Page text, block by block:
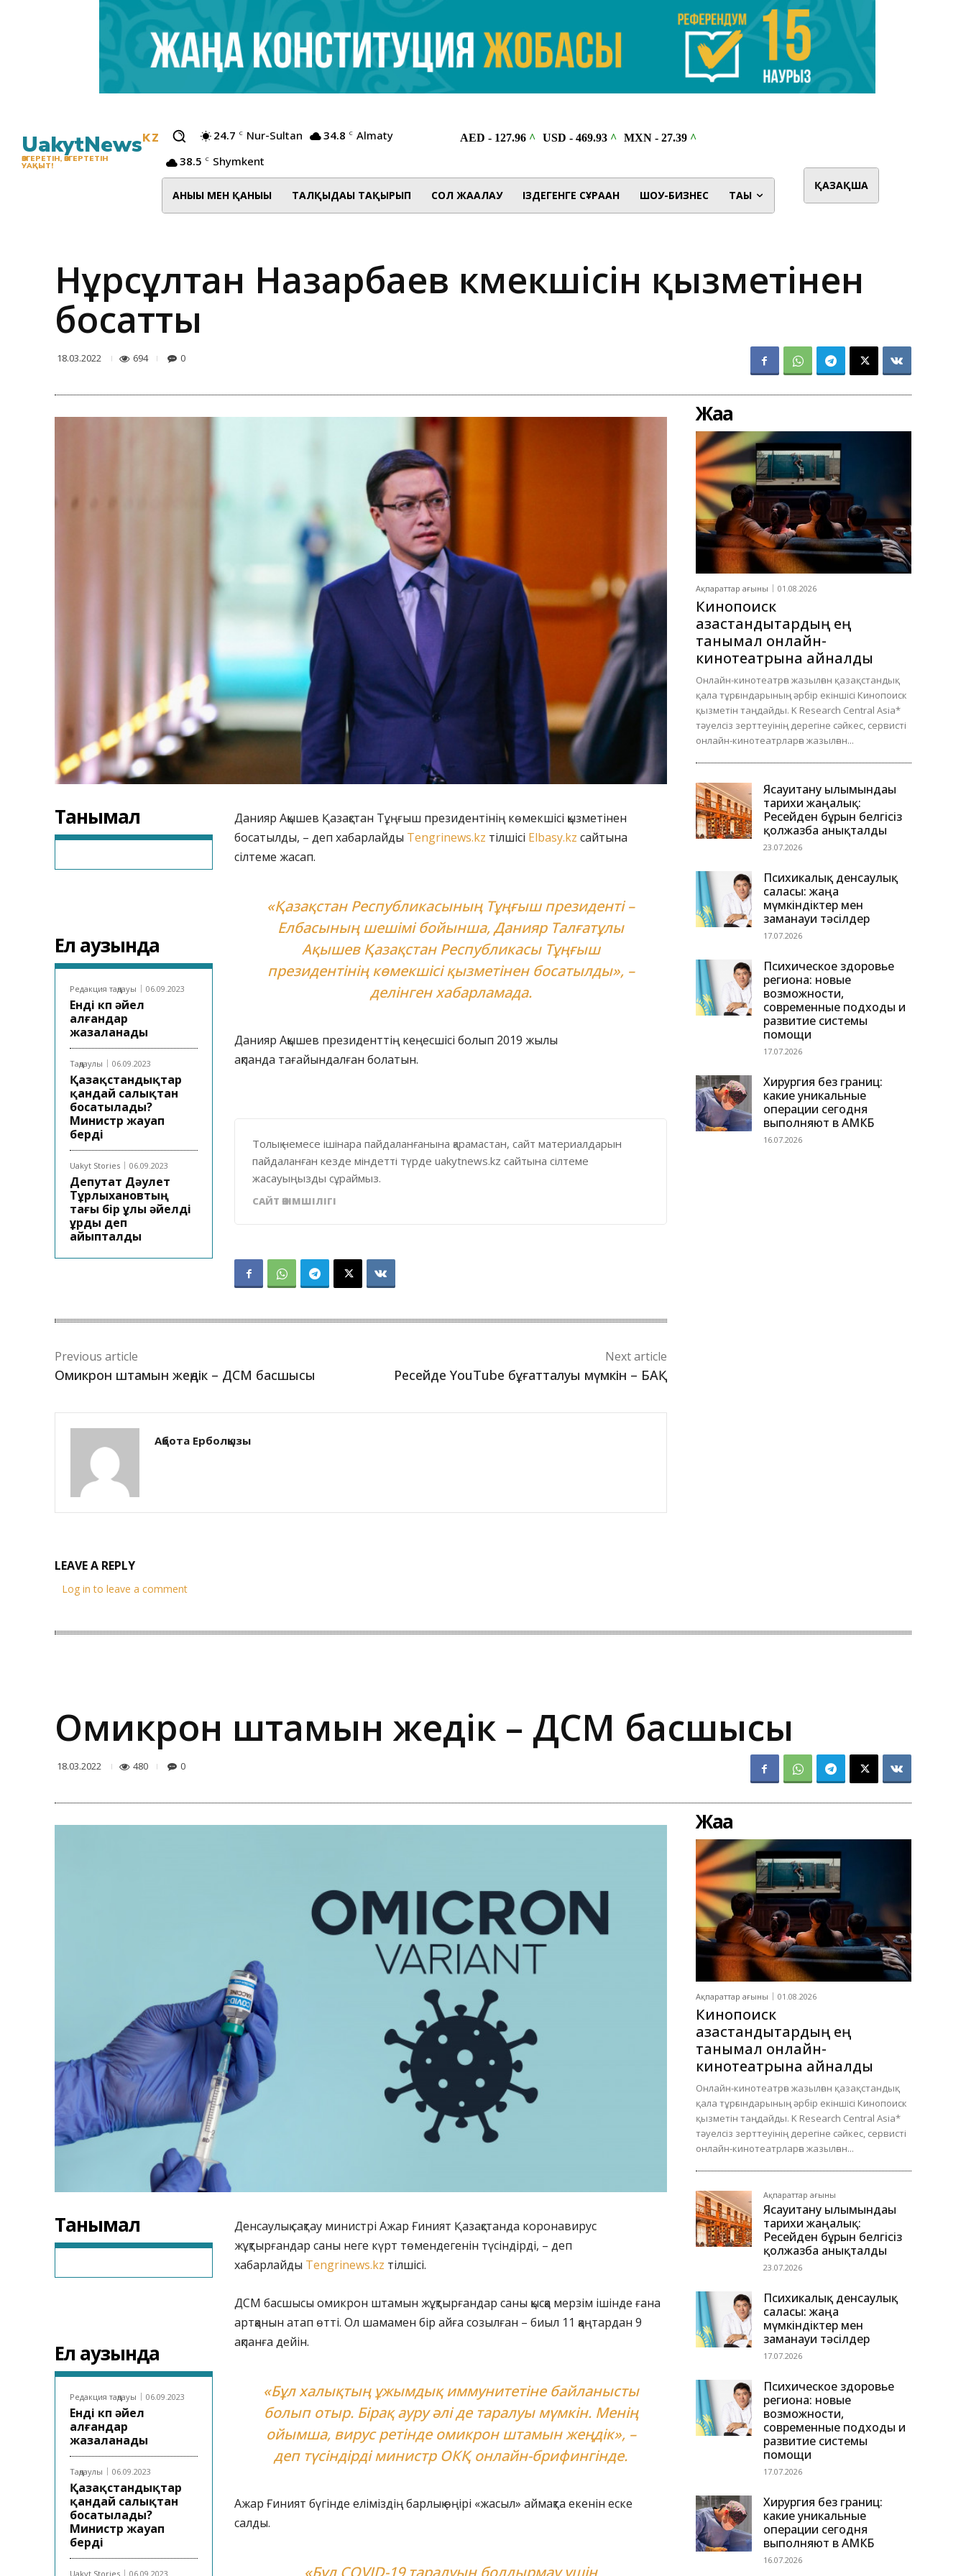
UakytNewsKZ
ӨЗГЕРЕТІН, ӨЗГЕРТЕТІН
УАҚЫТ!
24.7 C Nur-Sultan 34.8 C Almaty
38.5 C Shymkent
АНЫҒЫ МЕН ҚАНЫҒЫ ТАЛҚЫДАҒЫ ТАҚЫРЫП СОЛ ЖАҒАЛАУ ІЗДЕГЕНГЕ СҰРАҒАН ШОУ-БИЗНЕС ТАҒЫ
ҚАЗАҚША
Нұрсұлтан Назарбаев көмекшісін қызметінен
босатты
18.03.2022 694 0
Танымал
Ел аузында
Редакция таңдауы 06.09.2023
Енді көп әйел
алғандар
жазаланады
Таңдаулы 06.09.2023
Қазақстандықтар
қандай салықтан
босатылады?
Министр жауап
берді
Uakyt Stories 06.09.2023
Депутат Дәулет
Тұрлыхановтың
тағы бір ұлы әйелді
ұрды деп
айыпталды
Данияр Ақышев Қазақстан Тұңғыш президентінің көмекшісі қызметінен
босатылды, – деп хабарлайды Tengrinews.kz тілшісі Elbasy.kz сайтына
сілтеме жасап.
«Қазақстан Республикасының Тұңғыш президенті –
Елбасының шешімі бойынша, Данияр Талғатұлы
Ақышев Қазақстан Республикасы Тұңғыш
президентінің көмекшісі қызметінен босатылды», –
делінген хабарламада.
Данияр Ақышев президенттің кеңесшісі болып 2019 жылы
ақпанда тағайындалған болатын.
Толық немесе ішінара пайдаланғанына қарамастан, сайт материалдарын
пайдаланған кезде міндетті түрде uakytnews.kz сайтына сілтеме
жасауыңызды сұраймыз.
САЙТ ӘКІМШІЛІГІ
Previous article
Омикрон штамын жеңдік – ДСМ басшысы
Next article
Ресейде YouTube бұғатталуы мүмкін – БАҚ
Ақбота Ерболқызы
LEAVE A REPLY
Log in to leave a comment
Жаңа
Ақпараттар ағыны 01.08.2026
Кинопоиск
қазақстандықтардың ең
танымал онлайн-
кинотеатрына айналды
Онлайн-кинотеатрға жазылған қазақстандық
қала тұрғындарының әрбір екіншісі Кинопоиск
қызметін таңдайды. K Research Central Asia*
тәуелсіз зерттеуінің дерегіне сәйкес, сервисті
онлайн-кинотеатрларға жазылған...
Ясауитану ғылымындағы
тарихи жаңалық:
Ресейден бұрын белгісіз
қолжазба анықталды
23.07.2026
Психикалық денсаулық
саласы: жаңа
мүмкіндіктер мен
заманауи тәсілдер
17.07.2026
Психическое здоровье
региона: новые
возможности,
современные подходы и
развитие системы
помощи
17.07.2026
Хирургия без границ:
какие уникальные
операции сегодня
выполняют в АМКБ
16.07.2026